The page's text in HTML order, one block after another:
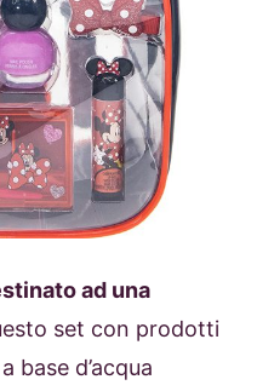
ad una
set con prodotti
base d’acqua